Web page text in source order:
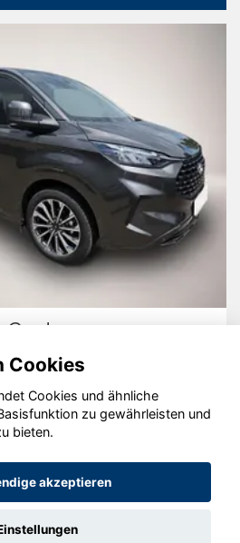
GmbH 2020 - 2026
Cookies
Cookies und ähnliche
zu gewährleisten und
bieten.
akzeptieren